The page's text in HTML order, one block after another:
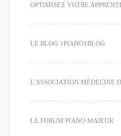
OPTIMISEZ VOTRE
LE BLOG 1PIANO1BLOG
L'ASSOCIATION MÉDECINE
LE FORUM PIANO MAJEUR